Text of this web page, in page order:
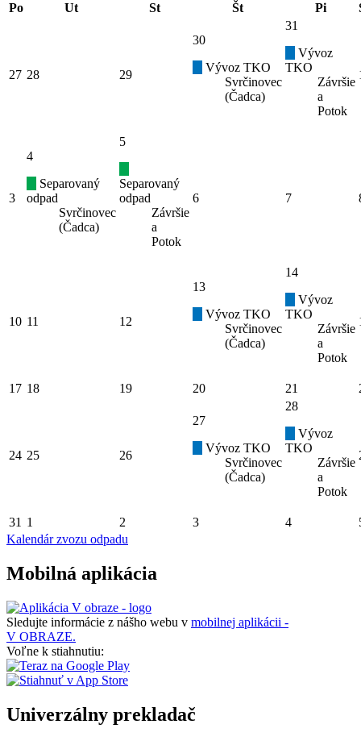
Po
Ut St Št Pi
27 28 29
30
Vývoz TKO
Svrčinovec
(Čadca)
31
Vývoz
TKO
Závršie
a
Potok
3
4
Separovaný
odpad
Svrčinovec
(Čadca)
5
Separovaný
odpad
Závršie
a
Potok
6 7
10 11 12
13
Vývoz TKO
Svrčinovec
(Čadca)
14
Vývoz
TKO
Závršie
a
Potok
17 18 19 20 21
24 25 26
27
Vývoz TKO
Svrčinovec
(Čadca)
28
Vývoz
TKO
Závršie
a
Potok
31 1 2 3 4
Kalendár zvozu odpadu
Mobilná aplikácia
Sledujte informácie z nášho webu v mobilnej aplikácii -
V OBRAZE.
Voľne k stiahnutiu:
Univerzálny prekladač